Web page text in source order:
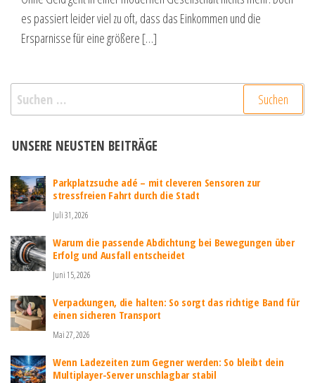
es passiert leider viel zu oft, dass das Einkommen und die
Ersparnisse für eine größere […]
Suchen
nach:
UNSERE NEUSTEN BEITRÄGE
Parkplatzsuche adé – mit cleveren Sensoren zur
stressfreien Fahrt durch die Stadt
Juli 31, 2026
Warum die passende Abdichtung bei Bewegungen über
Erfolg und Ausfall entscheidet
Juni 15, 2026
Verpackungen, die halten: So sorgt das richtige Band für
einen sicheren Transport
Mai 27, 2026
Wenn Ladezeiten zum Gegner werden: So bleibt dein
Multiplayer-Server unschlagbar stabil